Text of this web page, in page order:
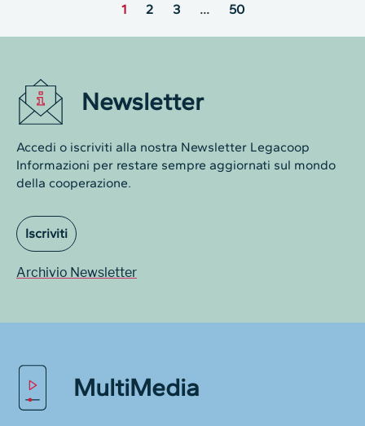
1 2 3 … 50
Newsletter
Accedi o iscriviti alla nostra Newsletter Legacoop
Informazioni per restare sempre aggiornati sul mondo
della cooperazione.
Iscriviti
Archivio Newsletter
MultiMedia